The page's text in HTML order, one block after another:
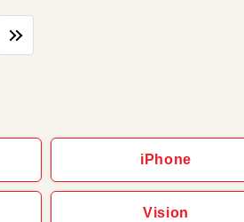
iPhone
Vision